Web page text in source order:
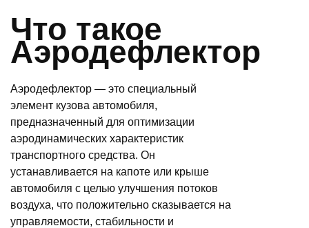
Что такое
Аэродефлектор
Аэродефлектор — это специальный
элемент кузова автомобиля,
предназначенный для оптимизации
аэродинамических характеристик
транспортного средства. Он
устанавливается на капоте или крыше
автомобиля с целью улучшения потоков
воздуха, что положительно сказывается на
управляемости, стабильности и